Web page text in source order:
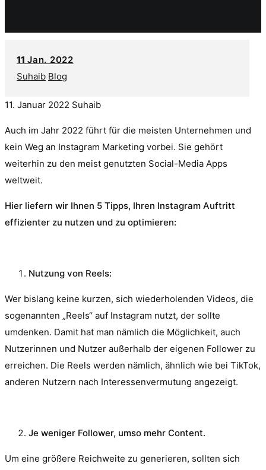
11 Jan. 2022
Suhaib Blog
11. Januar 2022 Suhaib
Auch im Jahr 2022 führt für die meisten Unternehmen und
kein Weg an Instagram Marketing vorbei. Sie gehört
weiterhin zu den meist genutzten Social-Media Apps
weltweit.
Hier liefern wir Ihnen 5 Tipps, Ihren Instagram Auftritt
effizienter zu nutzen und zu optimieren:
Nutzung von Reels:
Wer bislang keine kurzen, sich wiederholenden Videos, die
sogenannten „Reels“ auf Instagram nutzt, der sollte
umdenken. Damit hat man nämlich die Möglichkeit, auch
Nutzerinnen und Nutzer außerhalb der eigenen Follower zu
erreichen. Die Reels werden nämlich, ähnlich wie bei TikTok,
anderen Nutzern nach Interessenvermutung angezeigt.
Je weniger Follower, umso mehr Content.
Um eine größere Reichweite zu generieren, sollten sich